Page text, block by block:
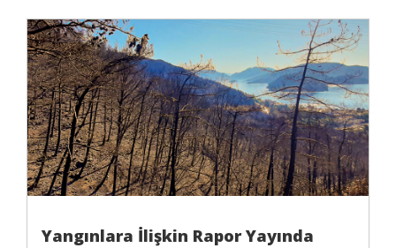
Yangınlara İlişkin Rapor Yayında